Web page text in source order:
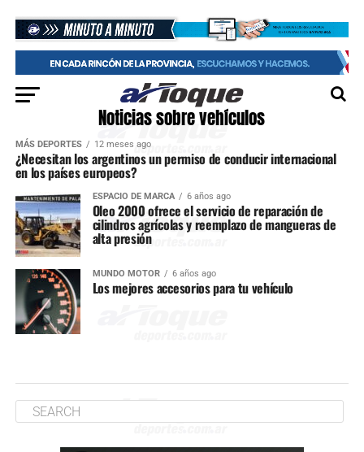
Noticias sobre vehículos
MÁS DEPORTES 12 meses ago
¿Necesitan los argentinos un permiso de conducir internacional
en los países europeos?
ESPACIO DE MARCA 6 años ago
Oleo 2000 ofrece el servicio de reparación de
cilindros agrícolas y reemplazo de mangueras de
alta presión
MUNDO MOTOR 6 años ago
Los mejores accesorios para tu vehículo